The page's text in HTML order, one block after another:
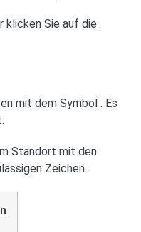
klicken Sie auf die
mit dem Symbol . Es
Standort mit den
Zeichen.